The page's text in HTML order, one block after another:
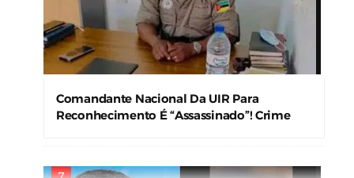
Comandante Nacional Da UIR Para
Reconhecimento É “Assassinado”! Crime